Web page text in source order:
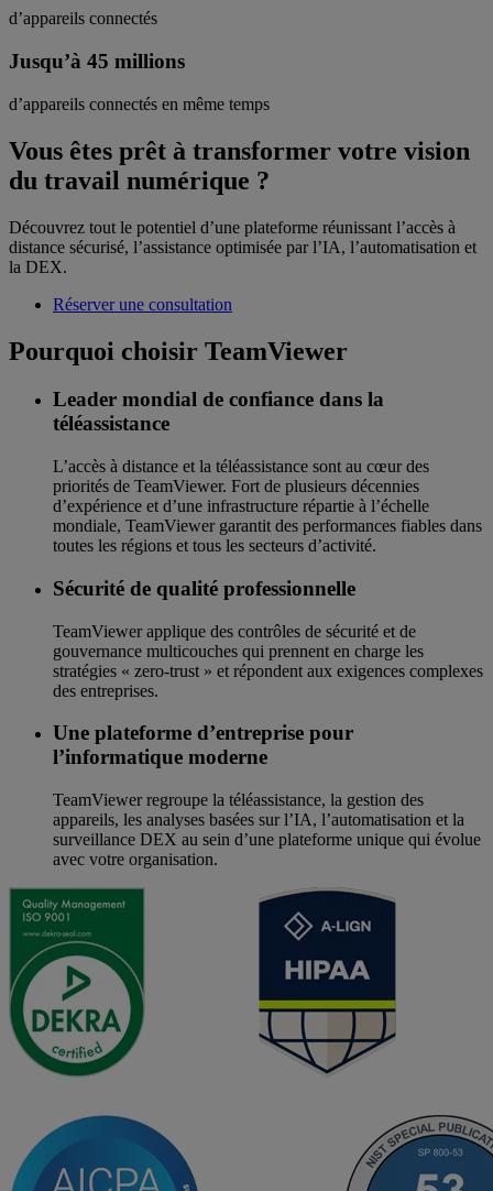
d’appareils connectés
Jusqu’à 45 millions
d’appareils connectés en même temps
Vous êtes prêt à transformer votre vision
du travail numérique ?
Découvrez tout le potentiel d’une plateforme réunissant l’accès à
distance sécurisé, l’assistance optimisée par l’IA, l’automatisation et
la DEX.
Réserver une consultation
Pourquoi choisir TeamViewer
Leader mondial de confiance dans la
téléassistance
L’accès à distance et la téléassistance sont au cœur des
priorités de TeamViewer. Fort de plusieurs décennies
d’expérience et d’une infrastructure répartie à l’échelle
mondiale, TeamViewer garantit des performances fiables dans
toutes les régions et tous les secteurs d’activité.
Sécurité de qualité professionnelle
TeamViewer applique des contrôles de sécurité et de
gouvernance multicouches qui prennent en charge les
stratégies « zero-trust » et répondent aux exigences complexes
des entreprises.
Une plateforme d’entreprise pour
l’informatique moderne
TeamViewer regroupe la téléassistance, la gestion des
appareils, les analyses basées sur l’IA, l’automatisation et la
surveillance DEX au sein d’une plateforme unique qui évolue
avec votre organisation.